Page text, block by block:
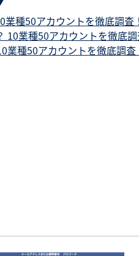
種50アカウントを徹底調査
10業種50アカウントを徹底
業種50アカウントを徹底調査